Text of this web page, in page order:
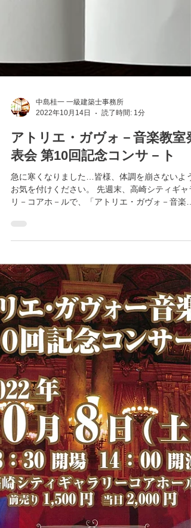
中島桂一 一級建築士事務所
2022年10月14日
読了時間: 1分
アトリエ・ガヴォ－音楽教室発
表会 第10回記念コンサ－ト
リ－コアホ－ルで、「アトリエ・ガヴォ－音楽教
中島桂一も参加しました。 アトリエ・ガヴォ－
ピアノの松原聡さん、メゾソプラノの松原広美さ
んが...